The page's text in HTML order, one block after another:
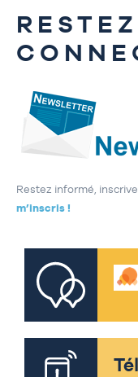
RESTEZ
Restez informé,
m’inscris !